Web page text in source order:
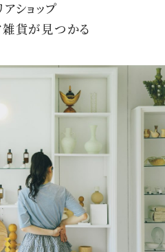
ショップ
雑貨が見つかる